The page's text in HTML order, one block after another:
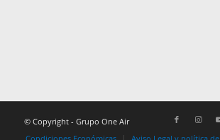
© Copyright - Grupo One Air